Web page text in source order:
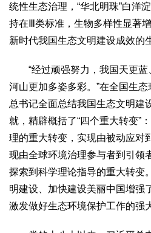
智慧农业 智慧乡村 基层之声
国防建设 军民融合 兵器装备
国际
中国与世界 国际视点 国际合作
生态
视频
访谈 动态
统性生态治理，“华北明珠”白洋
持在Ⅲ类标准，生物多样性显著
新时代我国生态文明建设成效的
“经过顽强努力，我国天更蓝
河山更加多姿多彩。”在全国生
总书记全面总结我国生态文明建
就，精辟概括了“四个重大转变”
理的重大转变，实现由被动应对
现由全球环境治理参与者到引领
探索到科学理论指导的重大转变
明建设、加快建设美丽中国增强
激发做好生态环境保护工作的强